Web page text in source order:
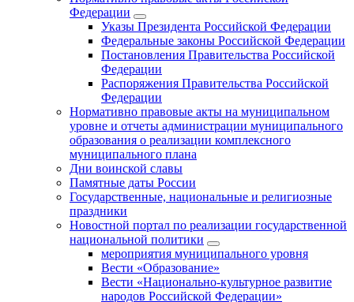
Федерации
Указы Президента Российской Федерации
Федеральные законы Российской Федерации
Постановления Правительства Российской
Федерации
Распоряжения Правительства Российской
Федерации
Нормативно правовые акты на муниципальном
уровне и отчеты администрации муниципального
образования о реализации комплексного
муниципального плана
Дни воинской славы
Памятные даты России
Государственные, национальные и религиозные
праздники
Новостной портал по реализации государственной
национальной политики
мероприятия муниципального уровня
Вести «Образование»
Вести «Национально-культурное развитие
народов Российской Федерации»